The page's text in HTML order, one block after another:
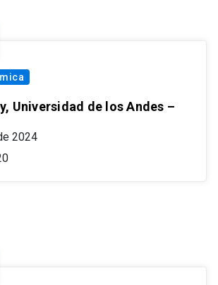
Universidad de los Andes –
2024